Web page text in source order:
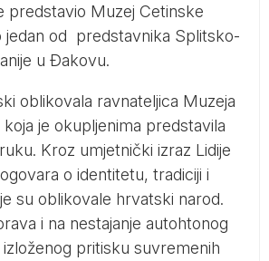
predstavio Muzej Cetinske
jedan od predstavnika Splitsko-
u Đakovu.
oblikovala ravnateljica Muzeja
koja je okupljenima predstavila
Kroz umjetnički izraz Lidije
o identitetu, tradiciji i
su oblikovale hrvatski narod.
i na nestajanje autohtonog
pritisku suvremenih